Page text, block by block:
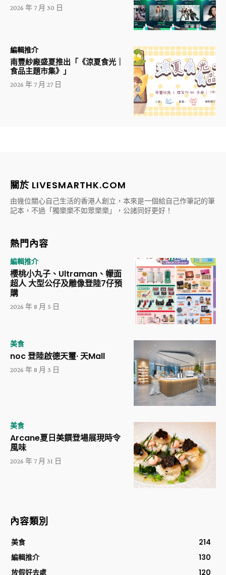
2026 年 7 月 30 日
編輯推介
南豐紗廠盛夏推出「《涼夏食光｜
食品主題市集》」
2026 年 7 月 27 日
關於 LIVESMARTHK.COM
由幾位關心自己生活的香港人創立，本來是一個給自己作筆記的筆
記本，不過「獨樂樂不如眾樂樂」，公諸同好更好！
熱門內容
編輯推介
櫻桃小丸子、Ultraman、幪面
超人 大型公仔及雕像登陸7仔預
購
2026 年 8 月 5 日
美食
noc 登陸啟德天璽· 天Mall
2026 年 8 月 3 日
美食
Arcane夏日美饌登場展現時令
風味
2026 年 7 月 31 日
內容類別
美食
214
編輯推介
130
放假好去處
120